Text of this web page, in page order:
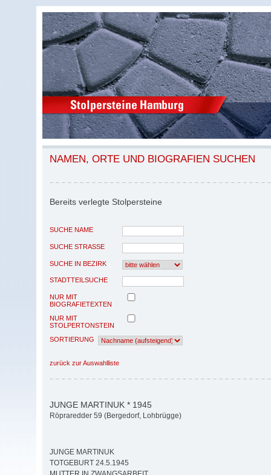
NAMEN, ORTE UND BIOGRAFIEN SUCHEN
Bereits verlegte Stolpersteine
SUCHE NAME
SUCHE STRASSE
SUCHE IN BEZIRK
STADTTEILSUCHE
NUR MIT
BIOGRAFIETEXTEN
NUR MIT
STOLPERTONSTEIN
SORTIERUNG
zurück zur Auswahlliste
JUNGE MARTINUK * 1945
Röpraredder 59 (Bergedorf, Lohbrügge)
JUNGE MARTINUK
TOTGEBURT 24.5.1945